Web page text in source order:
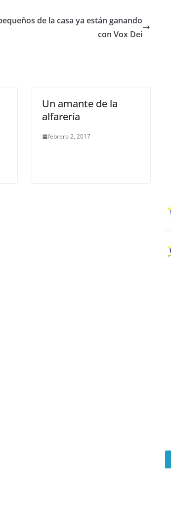
de la casa ya están ganando
con Vox Dei
Un amante de la
alfarería
febrero 2, 2017